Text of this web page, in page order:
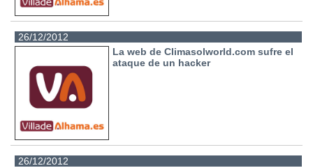
26/12/2012
La web de Climasolworld.com sufre el
ataque de un hacker
26/12/2012